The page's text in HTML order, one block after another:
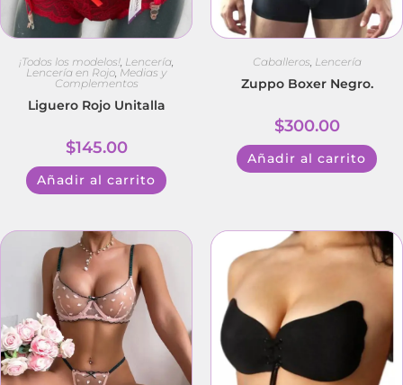
¡Todos los modelos! Lencería
Lencería en Rojo Medias y
Complementos
Liguero Rojo Unitalla
$145.00
Añadir al carrito
Caballeros Lencería
Zuppo Boxer Negro.
$300.00
Añadir al carrito